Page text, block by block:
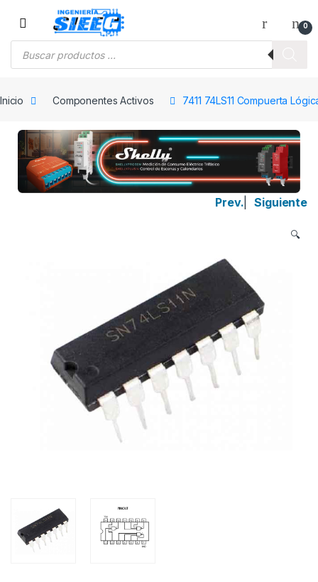
Saltar a la navegación
Saltar al contenido
0
Inicio Componentes Activos 7411 74LS11 Compuerta
Prev. Siguiente
🔍